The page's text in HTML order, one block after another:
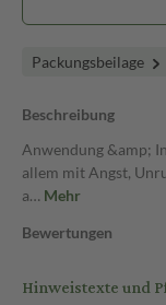
Packungsbeilage
Beschreibung
Anwendung &amp;
allem mit Angst,
a… Mehr
Bewertungen
Hinweistexte und